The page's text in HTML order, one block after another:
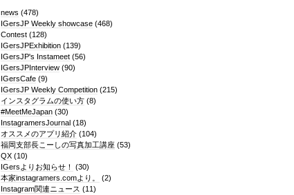
news (478)
IGersJP Weekly showcase(468)
Contest(128)
IGersJPExhibition(139)
IGersJP's Instameet(56)
IGersJPInterview(90)
IGersCafe(9)
IGersJP Weekly Competition(215)
インスタグラムの使い方(8)
#MeetMeJapan(30)
InstagramersJournal(18)
オススメのアプリ紹介(104)
福岡支部長こーしの写真加工講座(53)
QX(10)
IGersよりお知らせ！
(30)
本家instagramers.comより。
(2)
Instagram関連ニュース (11)